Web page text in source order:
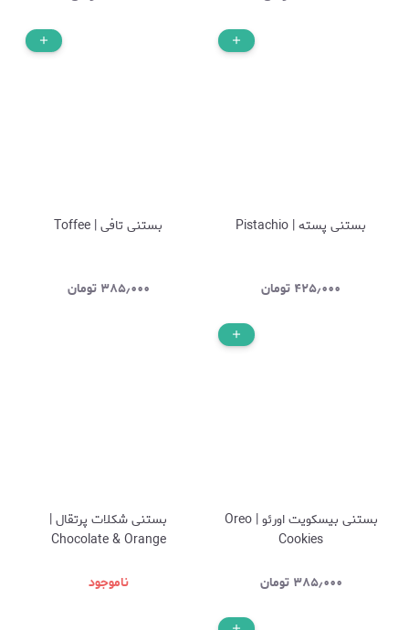
بستنی پسته | Pistachio
۴۲۵٫۰۰۰ تومان
بستنی تافی | Toffee
۳۸۵٫۰۰۰ تومان
بستنی بیسکویت اورئو | Oreo
Cookies
۳۸۵٫۰۰۰ تومان
بستنی شکلات پرتقال |
Chocolate & Orange
ناموجود